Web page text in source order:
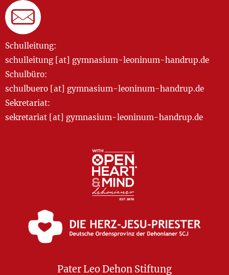
Schulleitung:
schulleitung [at] gymnasium-leoninum-handrup.de
Schulbüro:
schulbuero [at] gymnasium-leoninum-handrup.de
Sekretariat:
sekretariat [at] gymnasium-leoninum-handrup.de
Pater Leo Dehon Stiftung